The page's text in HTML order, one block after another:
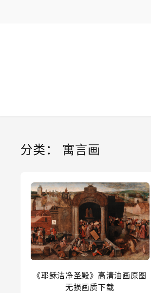
分类： 寓言画
《耶稣洁净圣殿》高清油画原图
无损画质下载